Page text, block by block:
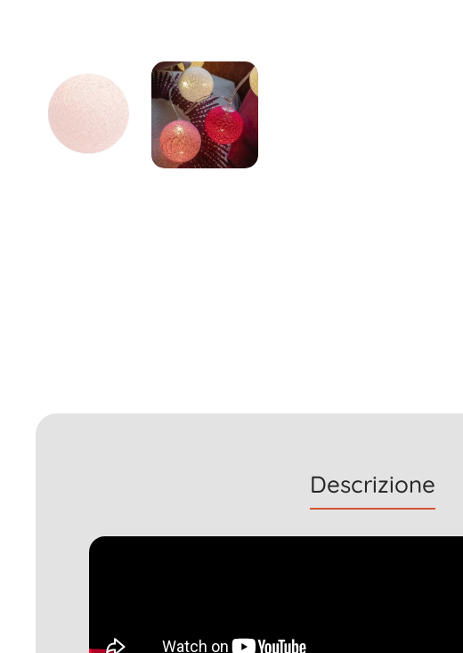
Descrizione